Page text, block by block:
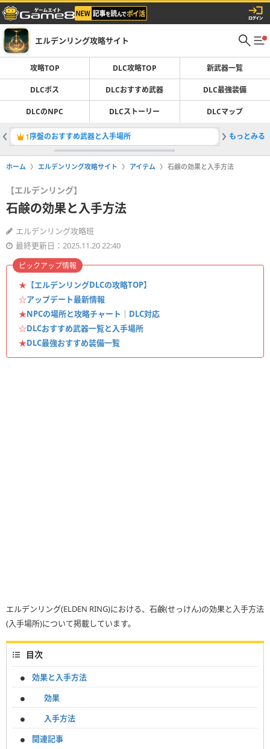
エルデンリング攻略サイト
攻略TOP DLC攻略TOP 新武器一覧
DLCボス DLCおすすめ武器 DLC最強装備
DLCのNPC DLCストーリー DLCマップ
1序盤のおすすめ武器と入手場所 2ミリセ
もっとみる
ホーム エルデンリング攻略サイト アイテム 石鹸の効果と入手方法
【エルデンリング】
石鹸の効果と入手方法
エルデンリング攻略班
最終更新日：2025.11.20 22:40
★ 【エルデンリングDLCの攻略TOP】
☆アップデート最新情報
★NPCの場所と攻略チャート｜DLC対応
☆DLCおすすめ武器一覧と入手場所
★DLC最強おすすめ装備一覧
ピックアップ情報
エルデンリング(ELDEN RING)における、石鹸(せっけん)の効果と入手方法
(入手場所)について掲載しています。
目次
効果と入手方法
効果
入手方法
関連記事